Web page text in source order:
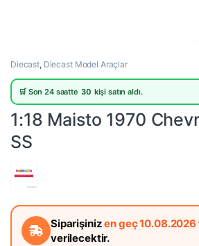
Diecast, Diecast Model Araçlar
🛒 Son 24 saatte 30 kişi satın aldı.
1:18 Maisto 1970
SS
Siparişinizen geç 10.08.2026
verilecektir.